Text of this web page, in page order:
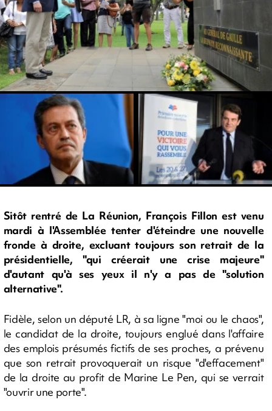
Sitôt rentré de La Réunion, François Fillon est venu
mardi à l'Assemblée tenter d'éteindre une nouvelle
fronde à droite, excluant toujours son retrait de la
présidentielle, "qui créerait une crise majeure"
d'autant qu'à ses yeux il n'y a pas de "solution
alternative".
Fidèle, selon un député LR, à sa ligne "moi ou le chaos",
le candidat de la droite, toujours englué dans l'affaire
des emplois présumés fictifs de ses proches, a prévenu
que son retrait provoquerait un risque "d'effacement"
de la droite au profit de Marine Le Pen, qui se verrait
"ouvrir une porte".